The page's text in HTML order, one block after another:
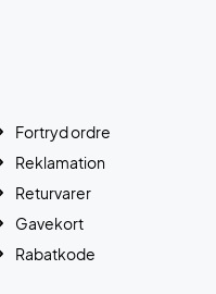
Fortryd ordre
Reklamation
Returvarer
Gavekort
Rabatkode